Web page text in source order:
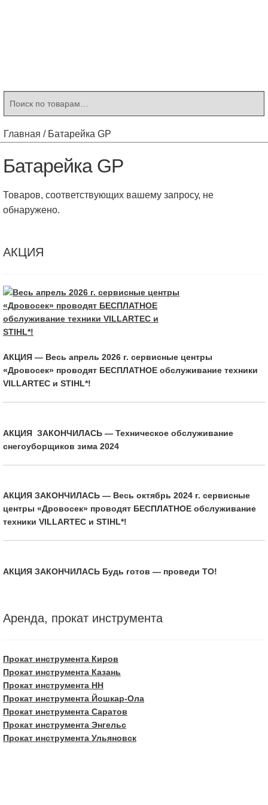
Главная / Батарейка GP
Батарейка GP
Товаров, соответствующих вашему запросу, не
обнаружено.
АКЦИЯ
АКЦИЯ — Весь апрель 2026 г. сервисные центры
«Дровосек» проводят БЕСПЛАТНОЕ обслуживание техники
VILLARTEC и STIHL*!
АКЦИЯ ЗАКОНЧИЛАСЬ — Техническое обслуживание
снегоуборщиков зима 2024
АКЦИЯ ЗАКОНЧИЛАСЬ — Весь октябрь 2024 г. сервисные
центры «Дровосек» проводят БЕСПЛАТНОЕ обслуживание
техники VILLARTEC и STIHL*!
АКЦИЯ ЗАКОНЧИЛАСЬ Будь готов — проведи ТО!
Аренда, прокат инструмента
Прокат инструмента Киров
Прокат инструмента Казань
Прокат инструмента НН
Прокат инструмента Йошкар-Ола
Прокат инструмента Саратов
Прокат инструмента Энгельс
Прокат инструмента Ульяновск